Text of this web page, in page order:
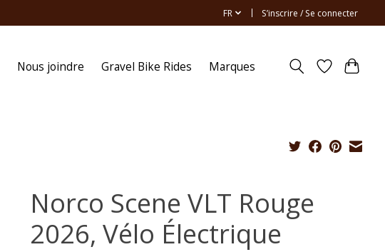
FR S’inscrire / Se connecter
Nous joindre Gravel Bike Rides Marques
Norco Scene VLT Rouge
2026, Vélo Électrique